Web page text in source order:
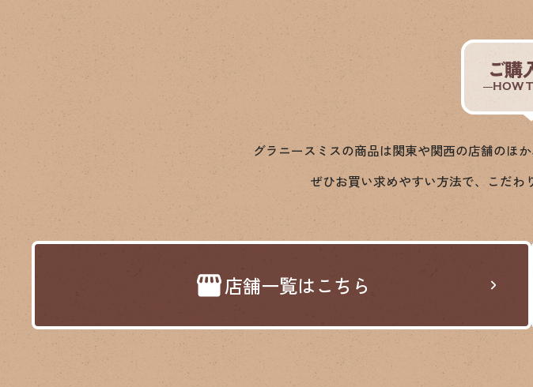
ご購
HOW
グラニースミスの商品は関東や関西の店舗のほ
ぜひお買い求めやすい方法で、こだわ
店舗一覧はこちら